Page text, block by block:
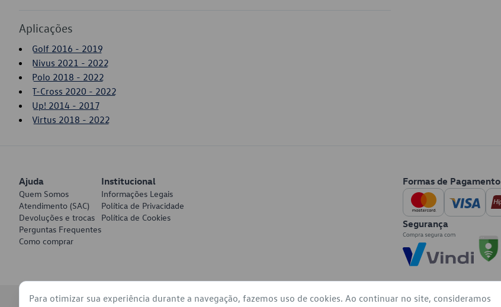
Aplicações
Golf 2016 - 2019
Nivus 2021 - 2022
Polo 2018 - 2022
T-Cross 2020 - 2022
Up! 2014 - 2017
Virtus 2018 - 2022
Ajuda
Quem Somos
Atendimento (SAC)
Devoluções e trocas
Perguntas Frequentes
Como comprar
Institucional
Informações Legais
Política de Privacidade
Política de Cookies
Formas de Pagamento
Segurança
Para otimizar sua experiência durante a navegação, fazemos uso de cookies. Ao continuar no site, consideramos